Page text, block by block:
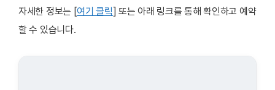
자세한 정보는 [여기 클릭] 또는 아래 링크를 통해 확인하고 예약
할 수 있습니다.